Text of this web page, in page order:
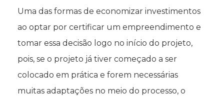
Uma das formas de economizar investimentos
ao optar por certificar um empreendimento e
tomar essa decisão logo no início do projeto,
pois, se o projeto já tiver começado a ser
colocado em prática e forem necessárias
muitas adaptações no meio do processo, o